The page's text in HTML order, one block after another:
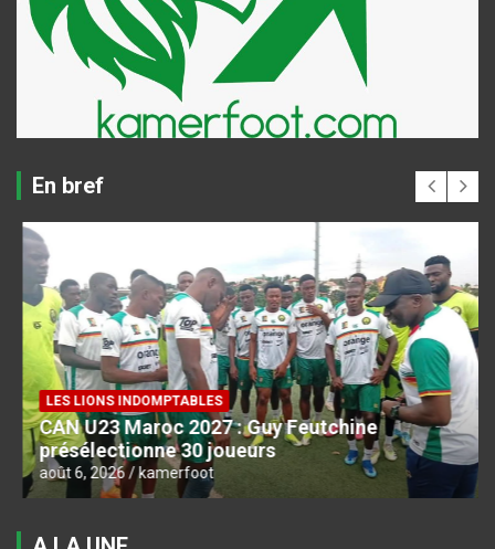
En bref
LES LIONS INDOMPTABLES
CAN U23 Maroc 2027 : Guy Feutchine
présélectionne 30 joueurs
août 6, 2026 kamerfoot